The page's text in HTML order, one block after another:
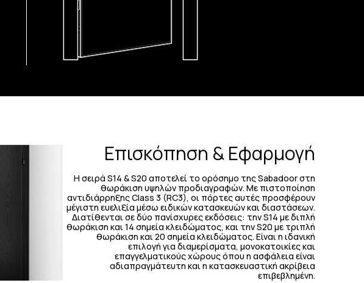
Επισκόπηση & Εφαρμογή
Η σειρά S14 & S20 αποτελεί το ορόσημο της Sabadoor στη
θωράκιση υψηλών προδιαγραφών. Με πιστοποίηση
αντιδιάρρηξης Class 3 (RC3), οι πόρτες αυτές προσφέρουν
μέγιστη ευελιξία μέσω ειδικών κατασκευών και διαστάσεων.
Διατίθενται σε δύο πανίσχυρες εκδόσεις: την S14 με διπλή
θωράκιση και 14 σημεία κλειδώματος, και την S20 με τριπλή
θωράκιση και 20 σημεία κλειδώματος. Είναι η ιδανική
επιλογή για διαμερίσματα, μονοκατοικίες και
επαγγελματικούς χώρους όπου η ασφάλεια είναι
αδιαπραγμάτευτη και η κατασκευαστική ακρίβεια
επιβεβλημένη.